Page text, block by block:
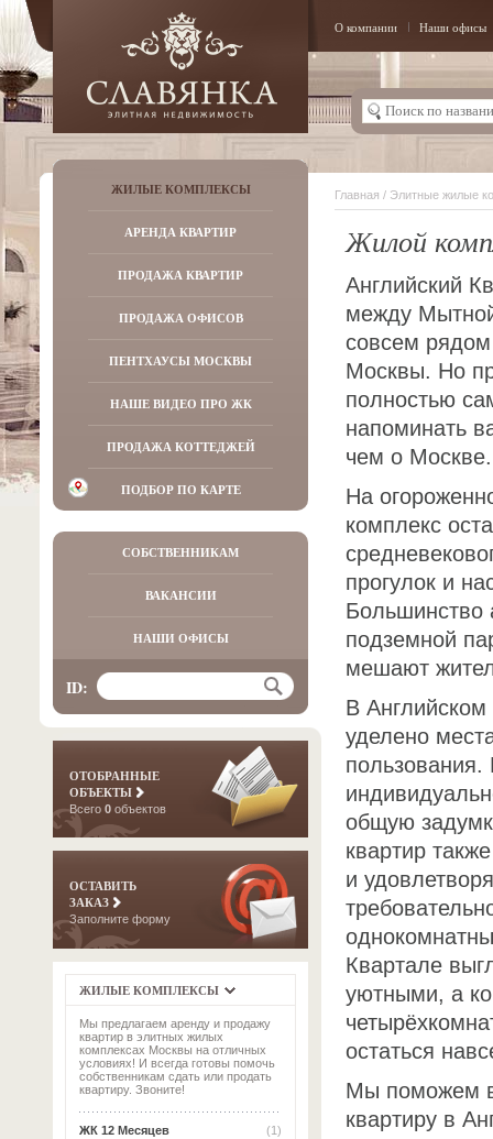
О компании Наши офисы
ЖИЛЫЕ КОМПЛЕКСЫ
АРЕНДА КВАРТИР
ПРОДАЖА КВАРТИР
ПРОДАЖА ОФИСОВ
ПЕНТХАУСЫ МОСКВЫ
НАШЕ ВИДЕО ПРО ЖК
ПРОДАЖА КОТТЕДЖЕЙ
ПОДБОР ПО КАРТЕ
СОБСТВЕННИКАМ
ВАКАНСИИ
НАШИ ОФИСЫ
ID:
ОТОБРАННЫЕ
ОБЪЕКТЫ
Всего 0 объектов
ОСТАВИТЬ
ЗАКАЗ
Заполните форму
ЖИЛЫЕ КОМПЛЕКСЫ
Мы предлагаем аренду и продажу
квартир в элитных жилых
комплексах Москвы на отличных
условиях! И всегда готовы помочь
собственникам сдать или продать
квартиру. Звоните!
(1)
ЖК 12 Месяцев
Главная / Элитные жилые
Жилой
Английский
между
совсем
Москвы. Но
полностью
напоминать
чем о Москве.
На
комплекс
прогулок и
Большинство
подземной
мешают
В
уделено
общую
квартир
и
Квартале
уютными, а
остаться
Мы поможем
квартиру в